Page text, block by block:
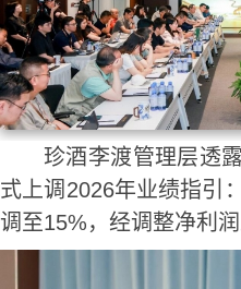
珍酒李渡管理层透
式上调2026年业绩指引
调至15%，经调整净利